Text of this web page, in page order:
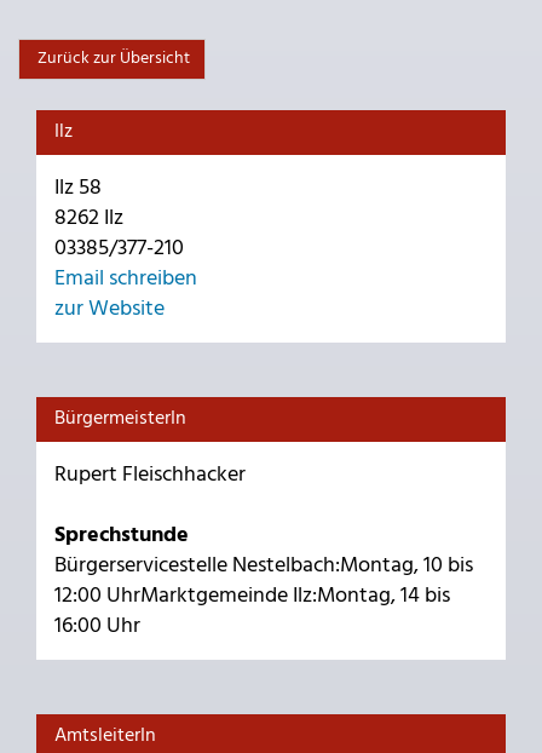
Zurück zur Übersicht
Ilz
Ilz 58
8262 Ilz
03385/377-210
Email schreiben
zur Website
BürgermeisterIn
Rupert Fleischhacker
Sprechstunde
Bürgerservicestelle Nestelbach:Montag, 10 bis
12:00 UhrMarktgemeinde Ilz:Montag, 14 bis
16:00 Uhr
AmtsleiterIn